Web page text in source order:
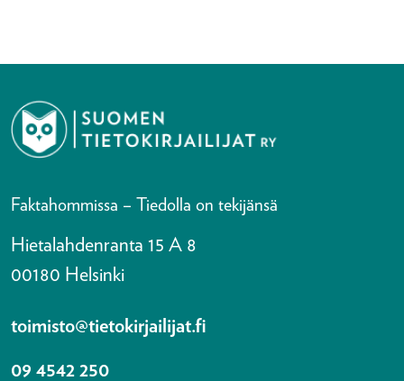
Faktahommissa – Tiedolla on tekijänsä
Hietalahdenranta 15 A 8
00180 Helsinki
toimisto@tietokirjailijat.fi
09 4542 250